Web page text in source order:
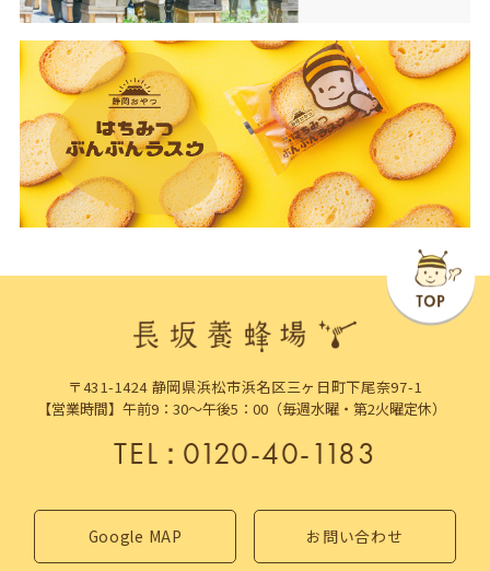
〒431-1424 静岡県浜松市浜名区三ヶ日町下尾奈97-1
【営業時間】午前9：30～午後5：00（毎週水曜・第2火曜定休）
TEL：0120-40-1183
Google MAP お問い合わせ